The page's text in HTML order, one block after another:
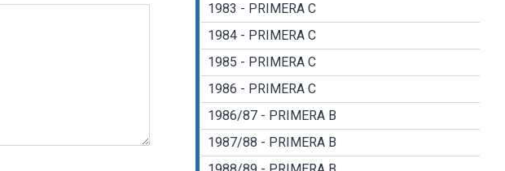
1983 - PRIMERA C
1984 - PRIMERA C
1985 - PRIMERA C
1986 - PRIMERA C
1986/87 - PRIMERA B
1987/88 - PRIMERA B